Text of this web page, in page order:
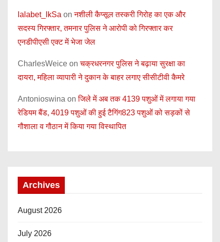
lalabet_lkSa onनशीली कैप्सूल तस्करी गिरोह का एक और
सदस्य गिरफ्तार, तमनार पुलिस ने आरोपी को गिरफ्तार कर
एनडीपीएसी एक्ट में भेजा जेल
CharlesWeice onचक्रधरनगर पुलिस ने बढ़ाया सुरक्षा का
दायरा, महिला व्यापारी ने दुकान के बाहर लगाए सीसीटीवी कैमरे
Antonioswina onजिले में अब तक 4139 पशुओं में लगाया गया
रेडियम बैंड, 4019 पशुओं की हुई टैगिंग823 पशुओं को सड़कों से
गौशाला व गौठान में किया गया विस्थापित
Archives
August 2026
July 2026